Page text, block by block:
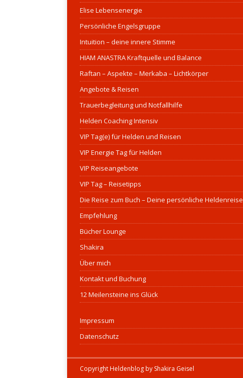
Elise Lebensenergie
Persönliche Engelsgruppe
Intuition – deine innere Stimme
HIAM ANASTRA Kraftquelle und Balance
Raftan – Aspekte – Merkaba – Lichtkörper
Angebote & Reisen
Trauerbegleitung und Notfallhilfe
Helden Coaching Intensiv
VIP Tag(e) für Helden und Reisen
VIP Energie Tag für Helden
VIP Reiseangebote
VIP Tag – Reisetipps
Die Reise zum Buch – Deine persönliche Heldenreise
Empfehlung
Bücher Lounge
Shakira
Über mich
Kontakt und Buchung
12 Meilensteine ins Glück
Impressum
Datenschutz
Copyright Heldenblog by Shakira Geisel